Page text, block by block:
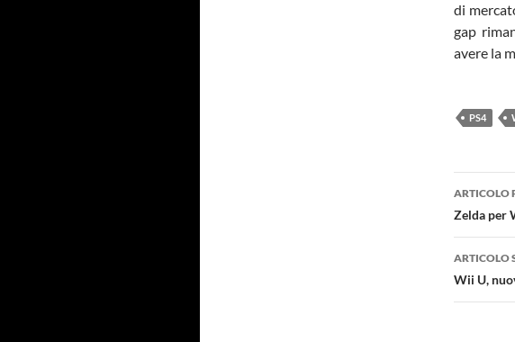
di
gap
avere la
PS4
ARTICOLO
Zelda per
ARTICOLO
Wii U,